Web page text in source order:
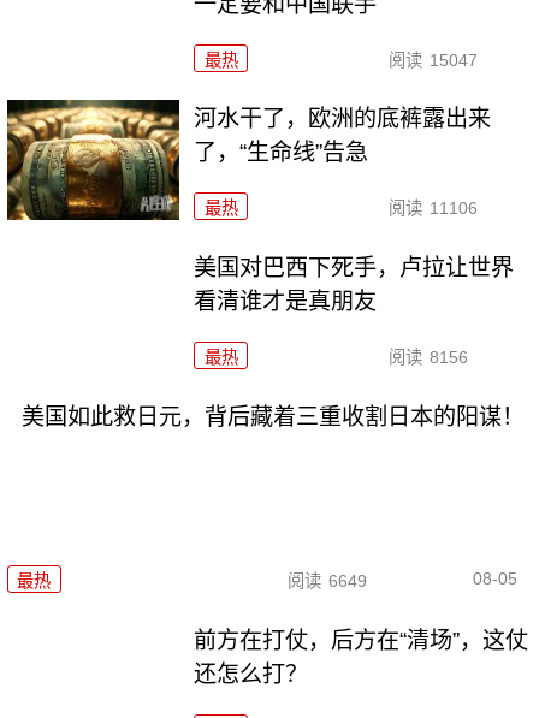
最热 阅读 15047
河水干了，欧洲的底裤露出来
了，“生命线”告急
最热 阅读 11106
美国对巴西下死手，卢拉让世界
看清谁才是真朋友
最热 阅读 8156
美国如此救日元，背后藏着三重收割日本的阳谋！
最热 阅读 6649 08-05
前方在打仗，后方在“清场”，这仗
还怎么打？